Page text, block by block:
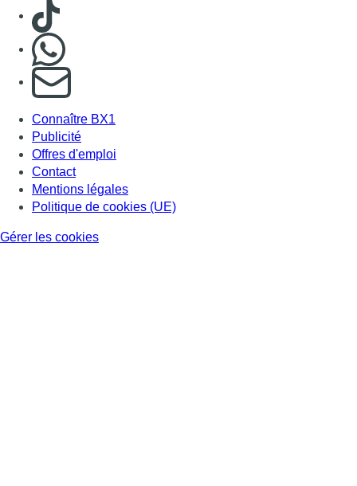
Consulter TikTok
S'abonner à notre newsletter
Connaître BX1
Publicité
Offres d'emploi
Contact
Mentions légales
Politique de cookies (UE)
Gérer les cookies